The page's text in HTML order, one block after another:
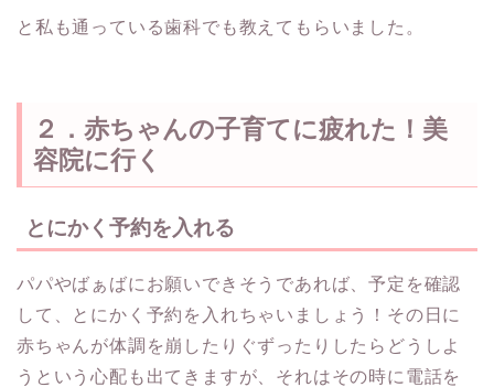
と私も通っている歯科でも教えてもらいました。
２．赤ちゃんの子育てに疲れた！美
容院に行く
とにかく予約を入れる
パパやばぁばにお願いできそうであれば、予定を確認
して、とにかく予約を入れちゃいましょう！その日に
赤ちゃんが体調を崩したりぐずったりしたらどうしよ
うという心配も出てきますが、それはその時に電話を